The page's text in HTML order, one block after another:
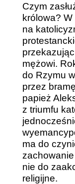
Czym
królowa? W
na
mężowi.
do Rzymu
przez
papież
z triumfu
ma do
nie do
religijne.